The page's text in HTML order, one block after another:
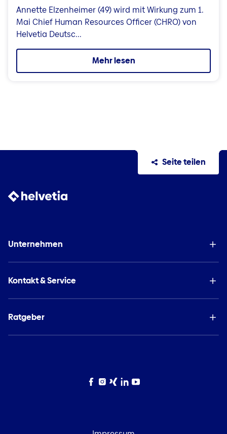
Annette Elzenheimer (49) wird mit Wirkung zum 1.
Mai Chief Human Resources Officer (CHRO) von
Helvetia Deutsc...
Mehr lesen
Seite teilen
Unternehmen
Kontakt & Service
Ratgeber
Facebook
Instagram
XingLinkedIn
YouTube